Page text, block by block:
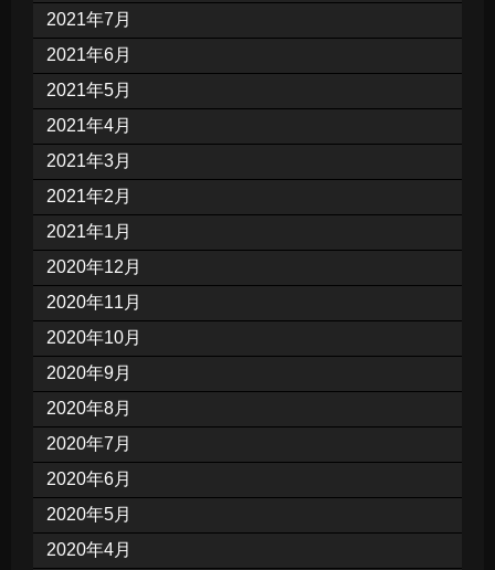
2021年7月
2021年6月
2021年5月
2021年4月
2021年3月
2021年2月
2021年1月
2020年12月
2020年11月
2020年10月
2020年9月
2020年8月
2020年7月
2020年6月
2020年5月
2020年4月